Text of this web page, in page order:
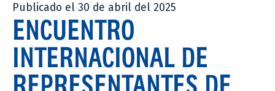
Publicado el 30 de abril del 2025
ENCUENTRO
INTERNACIONAL DE
REPRESENTANTES DE